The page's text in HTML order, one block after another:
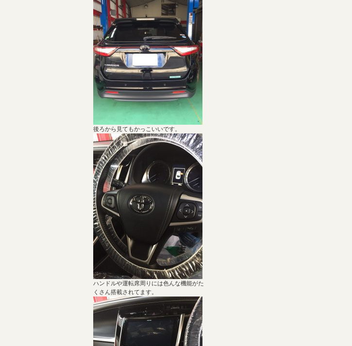
後ろから見てもかっこいいです。
ハンドルや運転席周りには色んな機能がた
くさん搭載されてます。